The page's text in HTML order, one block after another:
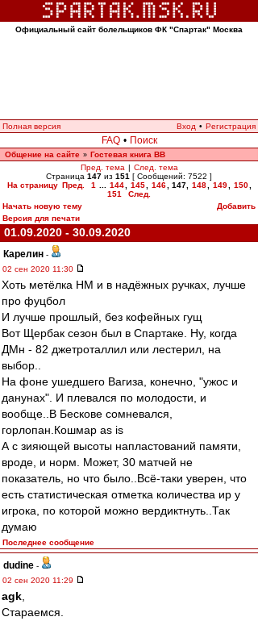
Официальный сайт болельщиков ФК "Спартак" Москва
Полная версия Вход • Регистрация
FAQ • Поиск
Общение на сайте » Гостевая книга ВВ
Пред. тема | След. тема
Страница 147 из 151 [ Сообщений: 7522 ]
На страницу Пред. 1 144 145 146 147 148 149 150
151
След.
Начать новую тему
Добавить
Версия для печати
01.09.2020 - 30.09.2020
Карелин -
02 сен 2020 11:30
Хоть метёлка НМ и в надёжных ручках, лучше
про фуцбол
И лучше прошлый, без кофейных гущ
Вот Щербак сезон был в Спартаке. Ну, когда
ДМн - 82 джетроталлил или лестерил, на
выбор..
На фоне ушедшего Вагиза, конечно, "ужос и
данунах". И плевался по молодости, и
вообще..В Бескове сомневался,
горлопан.Кошмар as is
А с зияющей высоты напластований памяти,
вроде, и норм. Может, 30 матчей не
показатель, но что было..Всё-таки уверен, что
есть статистическая отметка количества ир у
игрока, по которой можно вердиктнуть..Так
думаю
Последнее сообщение
dudine -
02 сен 2020 11:29
agk
Стараемся.